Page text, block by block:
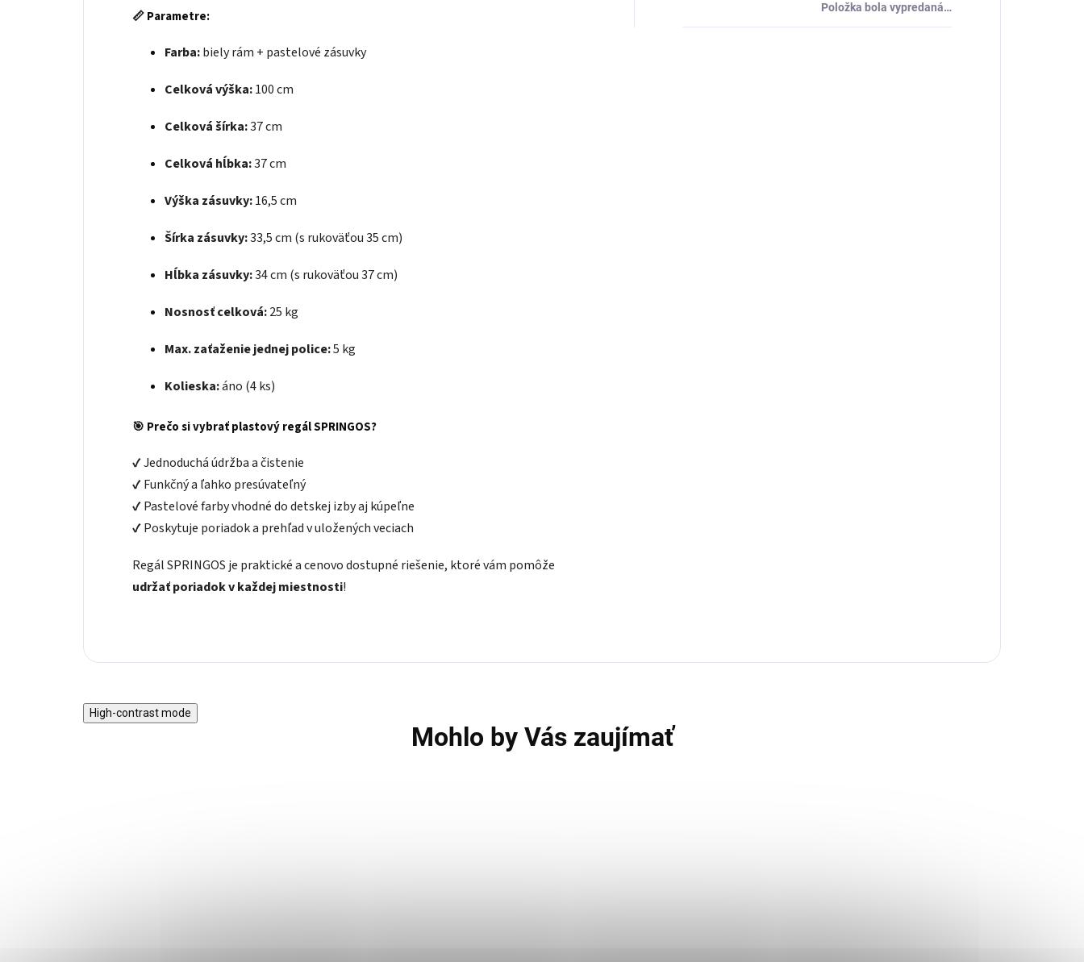
📏Parametre:
Farba:biely rám + pastelové zásuvky
Celková výška:100 cm
Celková šírka:37 cm
Celková hĺbka:37 cm
Výška zásuvky:16,5 cm
Šírka zásuvky:33,5 cm (s rukoväťou 35 cm)
Hĺbka zásuvky:34 cm (s rukoväťou 37 cm)
Nosnosť celková:25 kg
Max. zaťaženie jednej police:5 kg
Kolieska:áno (4 ks)
🎯 Prečo si vybrať plastový regál SPRINGOS?
✔ Jednoduchá údržba a čistenie
✔ Funkčný a ľahko presúvateľný
✔ Pastelové farby vhodné do detskej izby aj kúpeľne
✔ Poskytuje poriadok a prehľad v uložených veciach
Regál SPRINGOS je praktické a cenovo dostupné riešenie, ktoré vám pomôže
udržať poriadok v každej miestnosti!
Položka bola vypredaná…
High-contrast mode
Mohlo by Vás zaujímať